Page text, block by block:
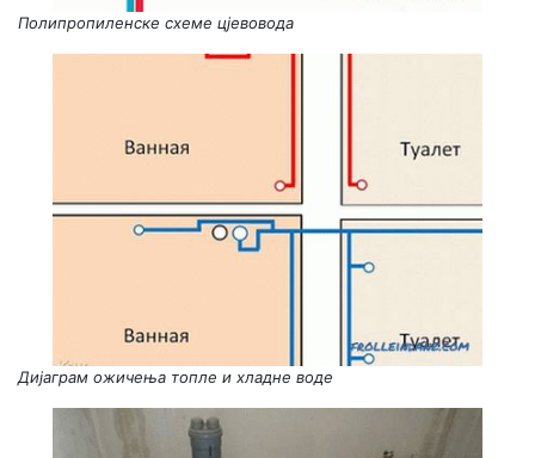
Полипропиленске схеме цјевовода
Дијаграм ожичења топле и хладне воде